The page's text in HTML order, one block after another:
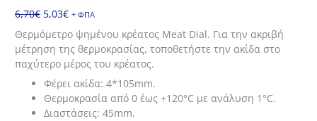
6,70€ Original
price
was:
6,70€.
5,03€Η
τρέχουσα
τιμή
είναι:
5,03€.
+ ΦΠΑ
Θερμόμετρο ψημένου κρέατος Meat Dial. Για την ακριβή
μέτρηση της θερμοκρασίας, τοποθετήστε την ακίδα στο
παχύτερο μέρος του κρέατος.
Φέρει ακίδα: 4*105mm.
Θερμοκρασία από 0 έως +120°C με ανάλυση 1°C.
Διαστάσεις: 45mm.